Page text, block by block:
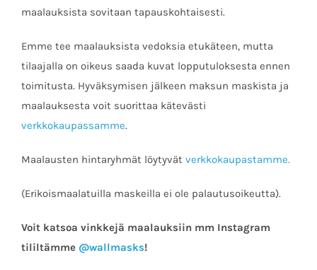
maalauksista sovitaan tapauskohtaisesti.
Emme tee maalauksista vedoksia etukäteen, mutta
tilaajalla on oikeus saada kuvat lopputuloksesta ennen
toimitusta. Hyväksymisen jälkeen maksun maskista ja
maalauksesta voit suorittaa kätevästi
verkkokaupassamme.
Maalausten hintaryhmät löytyvät verkkokaupastamme.
(Erikoismaalatuilla maskeilla ei ole palautusoikeutta).
Voit katsoa vinkkejä maalauksiin mm Instagram
tililtämme @wallmasks!